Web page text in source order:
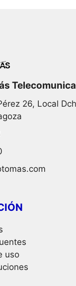
26, Local
uso